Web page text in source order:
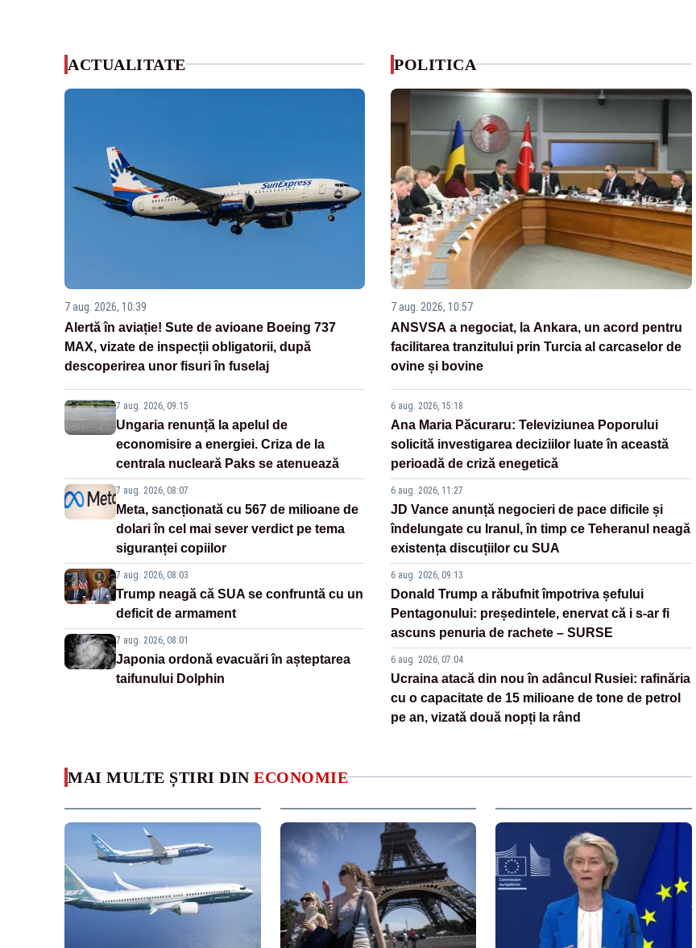
ACTUALITATE
7 aug. 2026, 10:39
Alertă în aviație! Sute de avioane Boeing 737
MAX, vizate de inspecții obligatorii, după
descoperirea unor fisuri în fuselaj
7 aug. 2026, 09:15
Ungaria renunță la apelul de
economisire a energiei. Criza de la
centrala nucleară Paks se atenuează
7 aug. 2026, 08:07
Meta, sancționată cu 567 de milioane de
dolari în cel mai sever verdict pe tema
siguranței copiilor
7 aug. 2026, 08:03
Trump neagă că SUA se confruntă cu un
deficit de armament
7 aug. 2026, 08:01
Japonia ordonă evacuări în așteptarea
taifunului Dolphin
POLITICA
7 aug. 2026, 10:57
ANSVSA a negociat, la Ankara, un acord pentru
facilitarea tranzitului prin Turcia al carcaselor de
ovine și bovine
6 aug. 2026, 15:18
Ana Maria Păcuraru: Televiziunea Poporului
solicită investigarea deciziilor luate în această
perioadă de criză enegetică
6 aug. 2026, 11:27
JD Vance anunță negocieri de pace dificile și
îndelungate cu Iranul, în timp ce Teheranul neagă
existența discuțiilor cu SUA
6 aug. 2026, 09:13
Donald Trump a răbufnit împotriva șefului
Pentagonului: președintele, enervat că i s-ar fi
ascuns penuria de rachete – SURSE
6 aug. 2026, 07:04
Ucraina atacă din nou în adâncul Rusiei: rafinăria
cu o capacitate de 15 milioane de tone de petrol
pe an, vizată două nopți la rând
MAI MULTE ȘTIRI DIN ECONOMIE